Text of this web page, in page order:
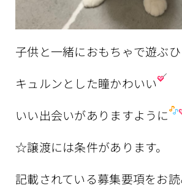
子供と一緒におもちゃで遊ぶ
キュルンとした瞳かわいい
いい出会いがありますように
☆譲渡には条件があります。
記載されている募集要項をお